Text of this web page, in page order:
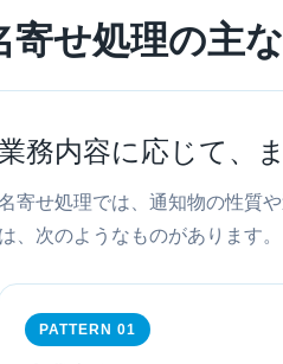
寄せ処理の主
務内容に応じて、
寄せ処理では、通知物の性質
は、次のようなものがあります。
PATTERN 01